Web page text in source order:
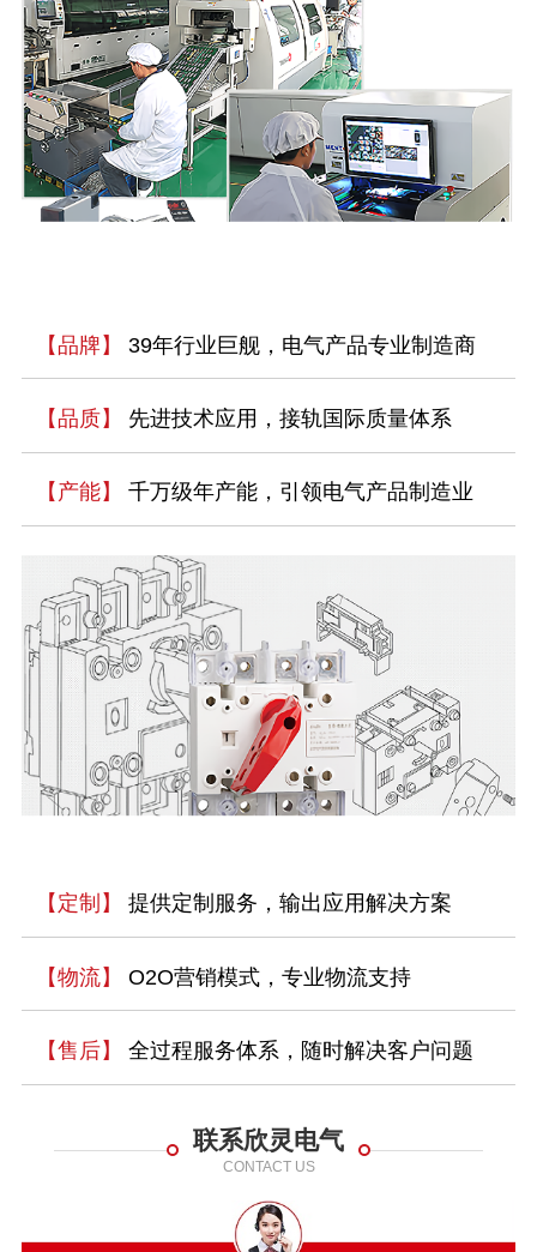
【品牌】 39年行业巨舰，电气产品专业制造商
【品质】 先进技术应用，接轨国际质量体系
【产能】 千万级年产能，引领电气产品制造业
【定制】 提供定制服务，输出应用解决方案
【物流】 O2O营销模式，专业物流支持
【售后】 全过程服务体系，随时解决客户问题
联系欣灵电气
CONTACT US